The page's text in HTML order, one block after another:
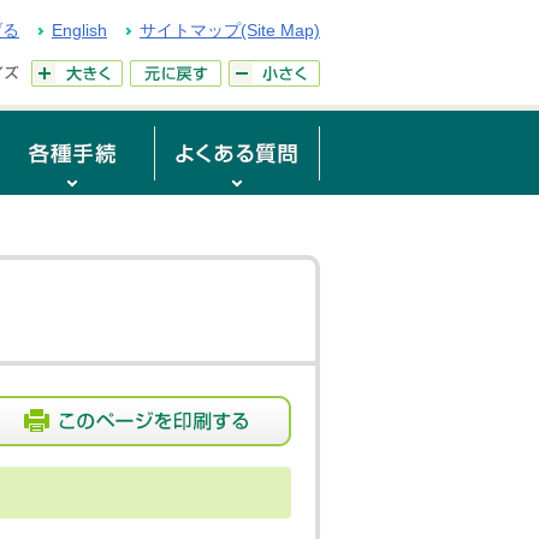
English サイトマップ(Site Map)